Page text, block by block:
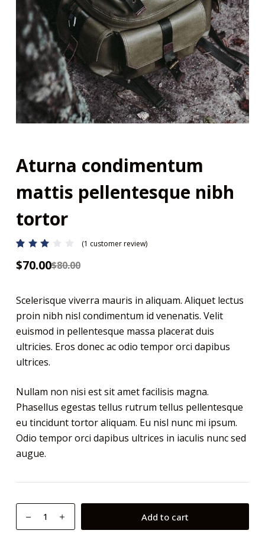
Aturna condimentum
mattis pellentesque nibh
tortor
d
3.00
d on
omer
ratin
g
(1 customer review)
$80.00
$70.00
Scelerisque viverra mauris in aliquam. Aliquet lectus
proin nibh nisl condimentum id venenatis. Velit
euismod in pellentesque massa placerat duis
ultricies. Eros donec ac odio tempor orci dapibus
ultrices.
Nullam non nisi est sit amet facilisis magna.
Phasellus egestas tellus rutrum tellus pellentesque
eu tincidunt tortor aliquam. Eu nisl nunc mi ipsum.
Odio tempor orci dapibus ultrices in iaculis nunc sed
augue.
Add to cart